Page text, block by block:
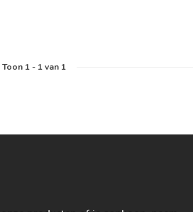
Toon 1- 1van 1